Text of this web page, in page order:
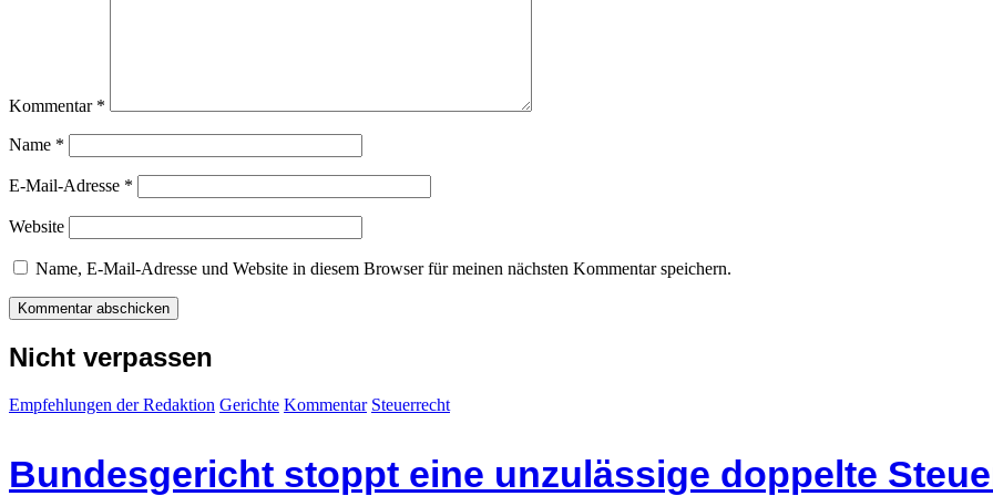
Kommentar *
Name *
E-Mail-Adresse *
Website
Name, E-Mail-Adresse und Website in diesem Browser für meinen nächsten Kommentar speichern.
Nicht verpassen
Empfehlungen der Redaktion Gerichte Kommentar Steuerrecht
Bundesgericht stoppt eine unzulässige doppelte